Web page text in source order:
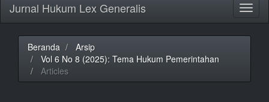
isi
halaman
Navigasi
Utama
Isi
Utama
Jurnal Hukum Lex Generalis
Beranda
Arsip
Vol 6 No 8 (2025): Tema Hukum Pemerintahan
Articles